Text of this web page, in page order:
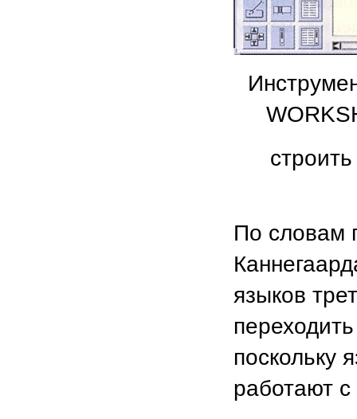
По словам
языков
поскольку
работают